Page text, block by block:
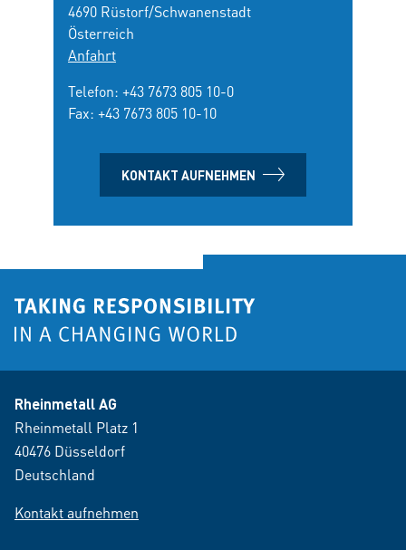
4690 Rüstorf/Schwanenstadt
Österreich
Anfahrt
Telefon: +43 7673 805 10-0
Fax: +43 7673 805 10-10
KONTAKT AUFNEHMEN
Rheinmetall AG
Rheinmetall Platz 1
40476 Düsseldorf
Deutschland
Kontakt aufnehmen